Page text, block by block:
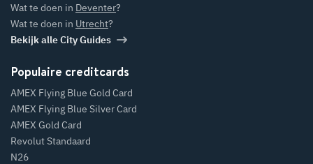
Wat te doen in Deventer?
Wat te doen in Utrecht?
Bekijk alle City Guides
Populaire creditcards
AMEX Flying Blue Gold Card
AMEX Flying Blue Silver Card
AMEX Gold Card
Revolut Standaard
N26